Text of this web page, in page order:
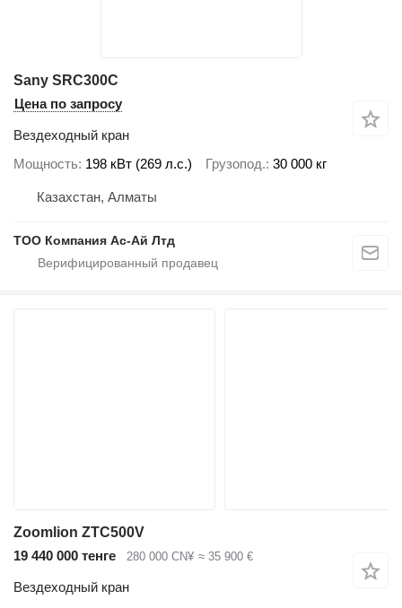
Sany SRC300C
Цена по запросу
Вездеходный кран
Мощность 198 кВт (269 л.с.) Грузопод. 30 000 кг
Казахстан, Алматы
ТОО Компания Ас-Ай Лтд
Zoomlion ZTC500V
19 440 000 тенге
280 000 CN¥ ≈ 35 900 €
Вездеходный кран